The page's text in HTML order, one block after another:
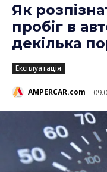
Як
пробіг в
декілька
Експлуатація
AMPERCAR.com